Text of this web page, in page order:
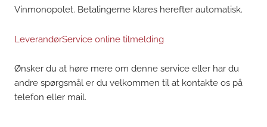
Vinmonopolet. Betalingerne klares herefter automatisk.
LeverandørService online tilmelding
Ønsker du at høre mere om denne service eller har du
andre spørgsmål er du velkommen til at kontakte os på
telefon eller mail.